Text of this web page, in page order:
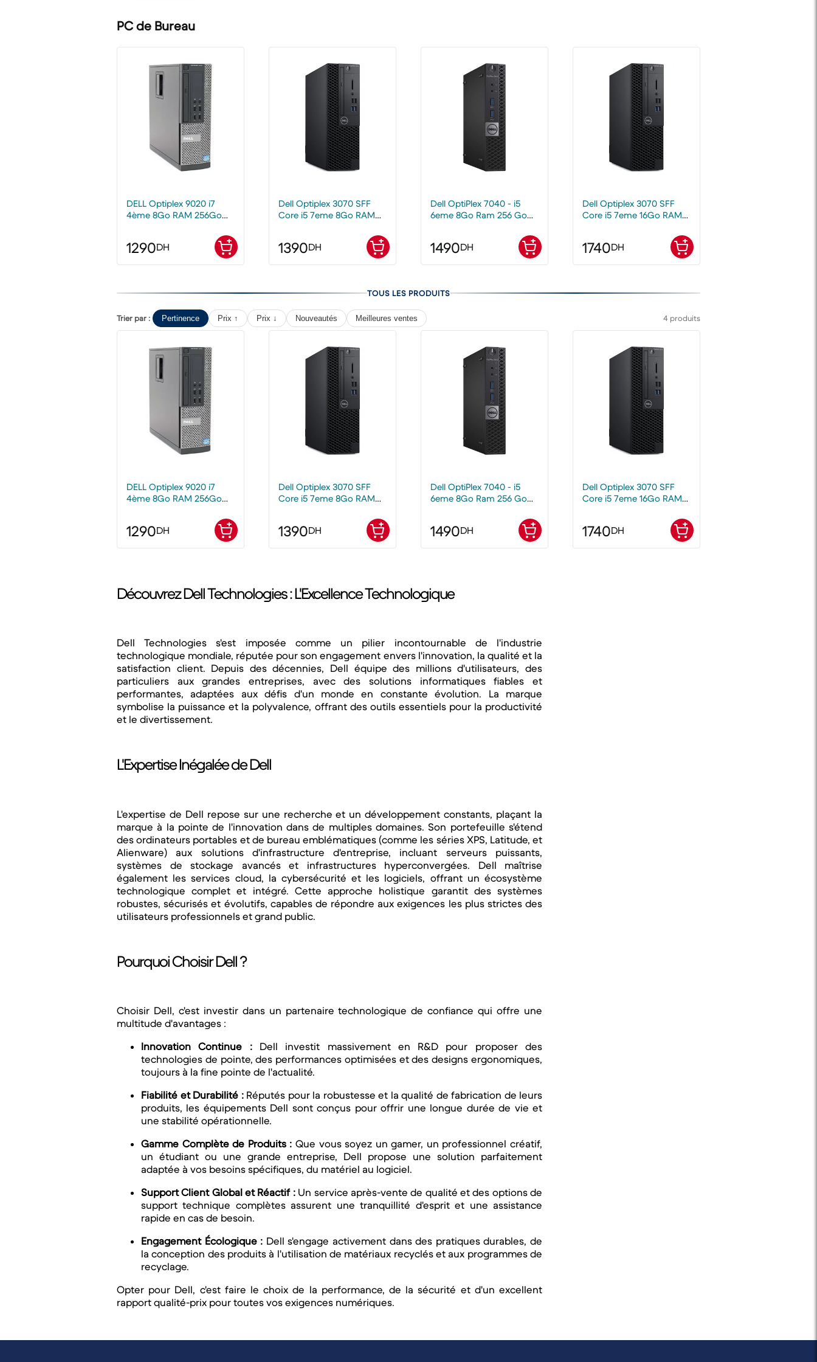
PC de Bureau
DELL Optiplex 9020 i7
4ème 8Go RAM 256Go
1290DH
Dell Optiplex 3070 SFF
Core i5 7eme 8Go RAM
1390DH
Dell OptiPlex 7040 - i5
6eme 8Go Ram 256 Go
1490DH
Dell Optiplex 3070 SFF
Core i5 7eme 16Go RAM
1740DH
TOUS LES PRODUITS
Trier par : Pertinence Prix ↑ Prix ↓ Nouveautés Meilleures ventes 4 produits
DELL Optiplex 9020 i7
4ème 8Go RAM 256Go
1290DH
Dell Optiplex 3070 SFF
Core i5 7eme 8Go RAM
1390DH
Dell OptiPlex 7040 - i5
6eme 8Go Ram 256 Go
1490DH
Dell Optiplex 3070 SFF
Core i5 7eme 16Go RAM
1740DH
Découvrez Dell Technologies : L'Excellence Technologique
Dell Technologies s'est imposée comme un pilier incontournable de l'industrie
technologique mondiale, réputée pour son engagement envers l'innovation, la qualité et la
satisfaction client. Depuis des décennies, Dell équipe des millions d'utilisateurs, des
particuliers aux grandes entreprises, avec des solutions informatiques fiables et
performantes, adaptées aux défis d'un monde en constante évolution. La marque
symbolise la puissance et la polyvalence, offrant des outils essentiels pour la productivité
et le divertissement.
L'Expertise Inégalée de Dell
L'expertise de Dell repose sur une recherche et un développement constants, plaçant la
marque à la pointe de l'innovation dans de multiples domaines. Son portefeuille s'étend
des ordinateurs portables et de bureau emblématiques (comme les séries XPS, Latitude, et
Alienware) aux solutions d'infrastructure d'entreprise, incluant serveurs puissants,
systèmes de stockage avancés et infrastructures hyperconvergées. Dell maîtrise
également les services cloud, la cybersécurité et les logiciels, offrant un écosystème
technologique complet et intégré. Cette approche holistique garantit des systèmes
robustes, sécurisés et évolutifs, capables de répondre aux exigences les plus strictes des
utilisateurs professionnels et grand public.
Pourquoi Choisir Dell ?
Choisir Dell, c'est investir dans un partenaire technologique de confiance qui offre une
multitude d'avantages :
Innovation Continue :Dell investit massivement en R&D pour proposer des
technologies de pointe, des performances optimisées et des designs ergonomiques,
toujours à la fine pointe de l'actualité.
Fiabilité et Durabilité :Réputés pour la robustesse et la qualité de fabrication de leurs
produits, les équipements Dell sont conçus pour offrir une longue durée de vie et
une stabilité opérationnelle.
Gamme Complète de Produits : Que vous soyez un gamer, un professionnel créatif,
un étudiant ou une grande entreprise, Dell propose une solution parfaitement
adaptée à vos besoins spécifiques, du matériel au logiciel.
Support Client Global et Réactif :Un service après-vente de qualité et des options de
support technique complètes assurent une tranquillité d'esprit et une assistance
rapide en cas de besoin.
Engagement Écologique : Dell s'engage activement dans des pratiques durables, de
la conception des produits à l'utilisation de matériaux recyclés et aux programmes de
recyclage.
Opter pour Dell, c'est faire le choix de la performance, de la sécurité et d'un excellent
rapport qualité-prix pour toutes vos exigences numériques.